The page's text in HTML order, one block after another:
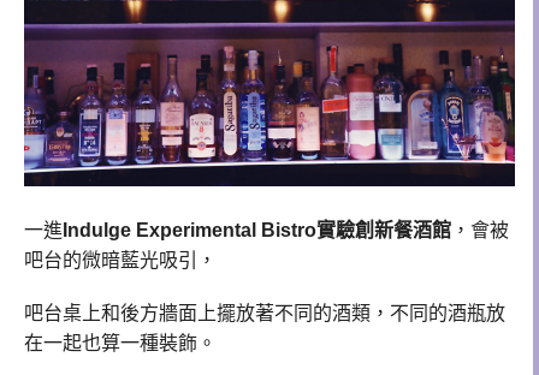
一進 Indulge Experimental Bistro實驗創新餐酒館 ，會被
吧台的微暗藍光吸引，
吧台桌上和後方牆面上擺放著不同的酒類，不同的酒瓶放
在一起也算一種裝飾。